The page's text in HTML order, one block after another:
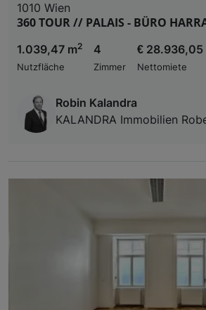
1010 Wien
360 TOUR // PALAIS - BÜRO
1.039,47 m2
Nutzfläche
4
Zimmer
€ 28.936,05
Nettomiete
Robin Kalandra
KALANDRA Immobilien